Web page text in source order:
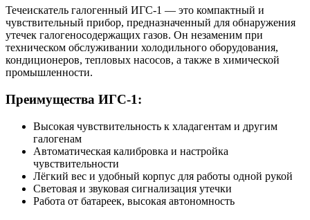
Течеискатель галогенный ИГС-1 — это компактный и
чувствительный прибор, предназначенный для обнаружения
утечек галогеносодержащих газов. Он незаменим при
техническом обслуживании холодильного оборудования,
кондиционеров, тепловых насосов, а также в химической
промышленности.
Преимущества ИГС-1:
Высокая чувствительность к хладагентам и другим
галогенам
Автоматическая калибровка и настройка
чувствительности
Лёгкий вес и удобный корпус для работы одной рукой
Световая и звуковая сигнализация утечки
Работа от батареек, высокая автономность